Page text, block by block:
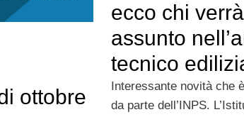
ottobre
ecco chi verrà
assunto
tecnico
Interessante novità che
da parte dell’INPS.